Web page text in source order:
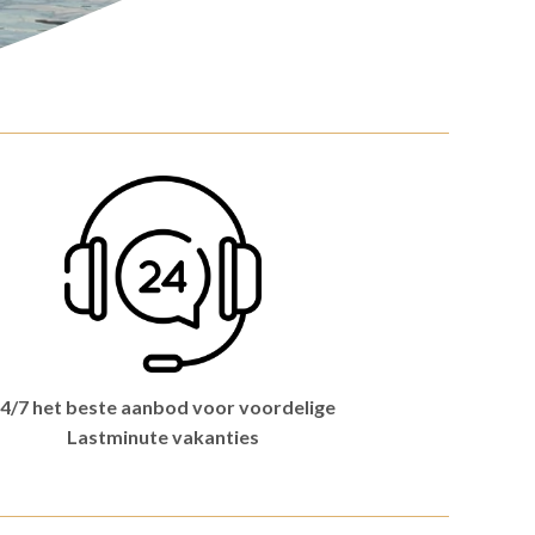
7 het beste aanbod voor voordelige
Lastminute vakanties